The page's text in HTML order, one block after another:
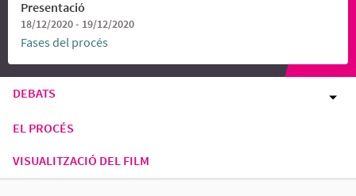
Presentació
18/12/2020 - 19/12/2020
Fases del procés
DEBATS
EL PROCÉS
VISUALITZACIÓ DEL FILM